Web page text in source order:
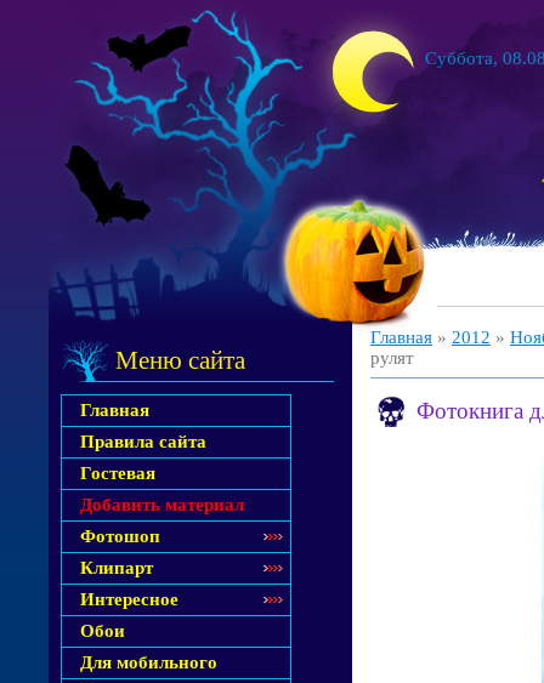
Суббота,
Меню сайта
Главная
Правила сайта
Гостевая
Добавить материал
Фотошоп
Клипарт
Интересное
Обои
Для мобильного
Главная » 2012 »
рулят
Фотокнига